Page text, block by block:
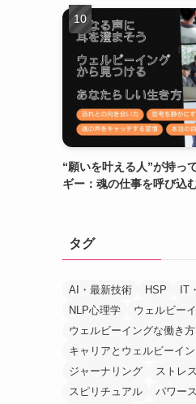
“願いを叶える人”が持っ
ギー：魂の仕事を呼び込
タグ
AI・最新技術 HSP
IT
NLP心理学
ウェルビー
ウェルビーイングな働き方
キャリアとウェルビーイ
ジャーナリング
ストレ
スピリチュアル
パワー